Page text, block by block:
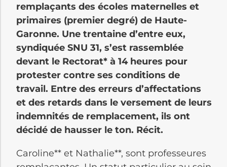
remplaçants des écoles maternelles et
primaires (premier degré) de Haute-
Garonne. Une trentaine d’entre eux,
syndiquée SNU 31, s’est rassemblée
devant le Rectorat* à 14 heures pour
protester contre ses conditions de
travail. Entre des erreurs d’affectations
et des retards dans le versement de leurs
indemnités de remplacement, ils ont
décidé de hausser le ton. Récit.
Caroline** et Nathalie**, sont professeures